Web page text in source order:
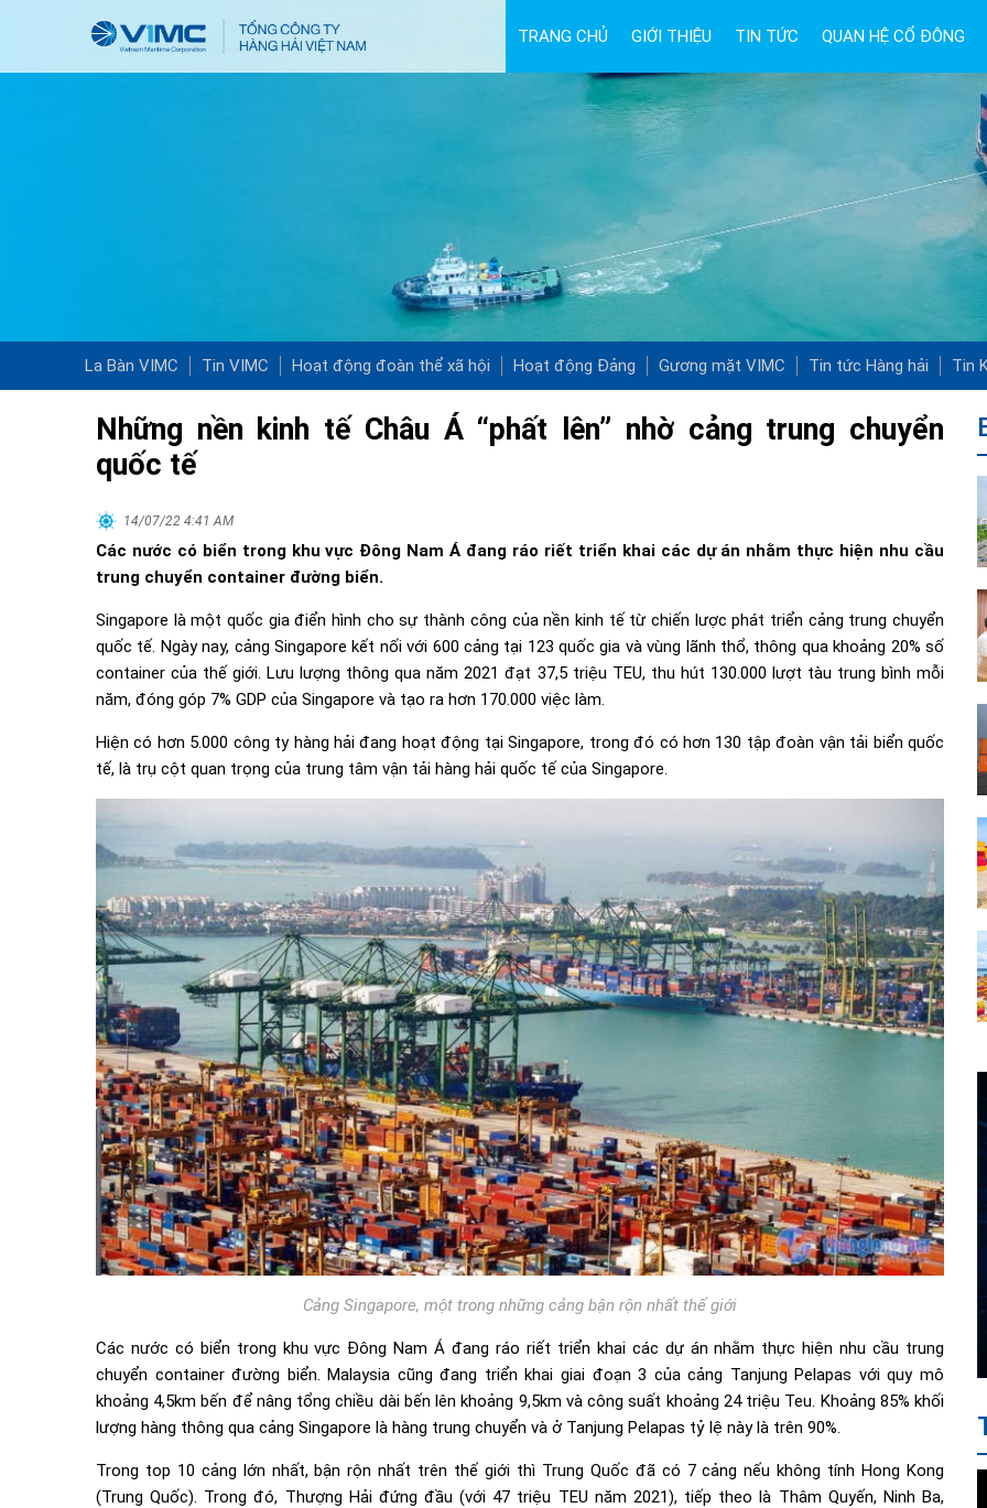
TRANG CHỦ GIỚI THIỆU TIN TỨC QUAN HỆ CỔ ĐÔNG
La Bàn VIMC Tin VIMC Hoạt động đoàn thể xã hội Hoạt động Đảng Gương mặt VIMC Tin tức Hàng hải Tin
Những nền kinh tế Châu Á “phất lên” nhờ cảng trung chuyển
quốc tế
14/07/22 4:41 AM
Các nước có biển trong khu vực Đông Nam Á đang ráo riết triển khai các dự án nhằm thực hiện nhu cầu
trung chuyển container đường biển.
Singapore là một quốc gia điển hình cho sự thành công của nền kinh tế từ chiến lược phát triển cảng trung chuyển
quốc tế. Ngày nay, cảng Singapore kết nối với 600 cảng tại 123 quốc gia và vùng lãnh thổ, thông qua khoảng 20% số
container của thế giới. Lưu lượng thông qua năm 2021 đạt 37,5 triệu TEU, thu hút 130.000 lượt tàu trung bình mỗi
năm, đóng góp 7% GDP của Singapore và tạo ra hơn 170.000 việc làm.
Hiện có hơn 5.000 công ty hàng hải đang hoạt động tại Singapore, trong đó có hơn 130 tập đoàn vận tải biển quốc
tế, là trụ cột quan trọng của trung tâm vận tải hàng hải quốc tế của Singapore.
Cảng Singapore, một trong những cảng bận rộn nhất thế giới
Các nước có biển trong khu vực Đông Nam Á đang ráo riết triển khai các dự án nhằm thực hiện nhu cầu trung
chuyển container đường biển. Malaysia cũng đang triển khai giai đoạn 3 của cảng Tanjung Pelapas với quy mô
khoảng 4,5km bến để nâng tổng chiều dài bến lên khoảng 9,5km và công suất khoảng 24 triệu Teu. Khoảng 85% khối
lượng hàng thông qua cảng Singapore là hàng trung chuyển và ở Tanjung Pelapas tỷ lệ này là trên 90%.
Trong top 10 cảng lớn nhất, bận rộn nhất trên thế giới thì Trung Quốc đã có 7 cảng nếu không tính Hong Kong
(Trung Quốc). Trong đó, Thượng Hải đứng đầu (với 47 triệu TEU năm 2021), tiếp theo là Thâm Quyến, Ninh Ba,